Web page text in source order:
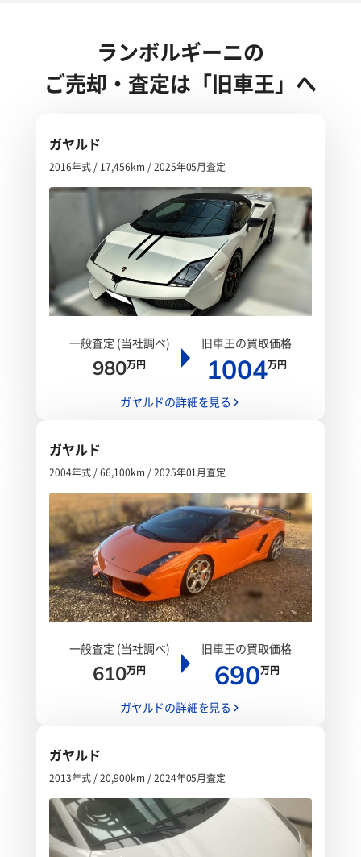
ランボルギーニの
ご売却・査定は「旧車王」へ
ガヤルド
2016年式 / 17,456km / 2025年05月査定
一般査定 (当社調べ)
980万円
旧車王の買取価格
1004万円
ガヤルドの詳細を見る
ガヤルド
2004年式 / 66,100km / 2025年01月査定
一般査定 (当社調べ)
610万円
旧車王の買取価格
690万円
ガヤルドの詳細を見る
ガヤルド
2013年式 / 20,900km / 2024年05月査定